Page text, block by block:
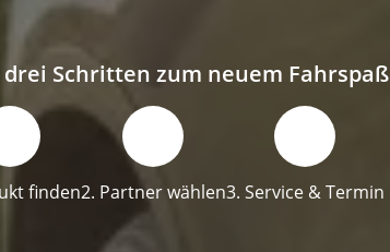
Schritten zum neuem Fahrspaß
finden2. Partner wählen3. Service & Termin